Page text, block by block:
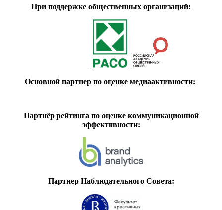
При поддержке общественных организаций:
Основной партнер по оценке медиаактивности:
Партнёр рейтинга по оценке коммуникационной
эффективности:
Партнер Наблюдательного Совета: